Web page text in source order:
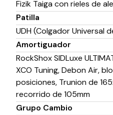
Fizik Taiga con rieles de
Patilla
UDH (Colgador Universal
Amortiguador
RockShox SIDLuxe
XCO Tuning, Debon Air,
posiciones, Trunion de
recorrido de 105mm
Grupo Cambio